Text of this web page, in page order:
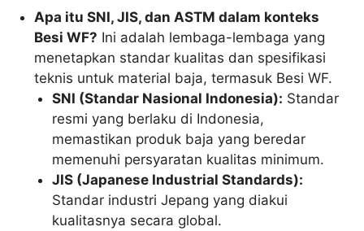
Apa itu SNI, JIS, dan ASTM dalam konteks
Besi WF? Ini adalah lembaga-lembaga yang
menetapkan standar kualitas dan spesifikasi
teknis untuk material baja, termasuk Besi WF.
SNI (Standar Nasional Indonesia): Standar
resmi yang berlaku di Indonesia,
memastikan produk baja yang beredar
memenuhi persyaratan kualitas minimum.
JIS (Japanese Industrial Standards):
Standar industri Jepang yang diakui
kualitasnya secara global.